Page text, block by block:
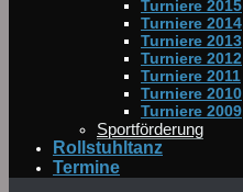
Turniere 2015
Turniere 2014
Turniere 2013
Turniere 2012
Turniere 2011
Turniere 2010
Turniere 2009
Sportförderung
Rollstuhltanz
Termine